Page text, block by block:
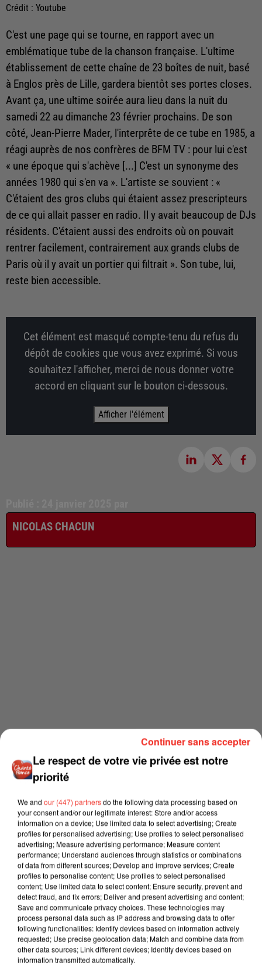
Crédit : Youtube
C'est une page qui se tourne, en rapport avec un
emblématique tube de la chanson française. L'ultime
établissement de cette chaîne de 23 boîtes de nuit, basé
à Englos près de Lille, gardera bientôt ses portes closes.
Avant ça, une ultime soirée aura lieu dans la nuit du
samedi 22 au dimanche 23 février prochains. De son
côté, Jean-Pierre Mader, l'interprête de ce tube en 1985, a
réagi auprès de nos confrères de BFM TV : pour lui c'est
« une époque qui s'achève [...] C'est un synonyme des
années 1980 qui s'en va ». L'artiste se souvient : «
C'étaient des gros clubs qui étaient assez prescripteurs
de ce qui allait passer en radio. Il y avait beaucoup de DJs
résidents. C'étaient aussi des endroits où on pouvait
rentrer facilement, contrairement aux grands clubs de
Paris où il y avait un portier qui filtrait ». Son tube, lui,
reste bien accessible.
Cet élément est masqué compte-tenu du refus du
dépôt de cookies que vous avez exprimé. Si vous
souhaitez l'afficher, merci de nous donner votre
accord en cliquant sur le bouton ci-dessous.
Afficher l'élément
NICOLAS CHACUN
Le respect de votre vie privée est notre
priorité
We and our (447) partnersdo the following data processing based on
your consent and/or our legitimate interest: Store and/or access
information on a device; Use limited data to select advertising; Create
profiles for personalised advertising; Use profiles to select personalised
advertising; Measure advertising performance; Measure content
performance; Understand audiences through statistics or combinations
of data from different sources; Develop and improve services; Create
profiles to personalise content; Use profiles to select personalised
content; Use limited data to select content; Ensure security, prevent and
detect fraud, and fix errors; Deliver and present advertising and content;
Save and communicate privacy choices. These technologies may
process personal data such as IP address and browsing data to offer
following functionalities: Identify devices based on information actively
requested; Use precise geolocation data; Match and combine data from
other data sources; Link different devices; Identify devices based on
information transmitted automatically.
Continuer sans accepter